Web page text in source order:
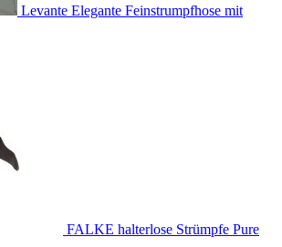
Levante Elegante Feinstrumpfhose mit
FALKE halterlose Strümpfe Pure